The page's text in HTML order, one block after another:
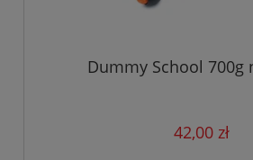
Dummy School 700g
42,00 zł